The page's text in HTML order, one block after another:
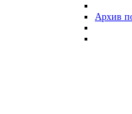
Архив